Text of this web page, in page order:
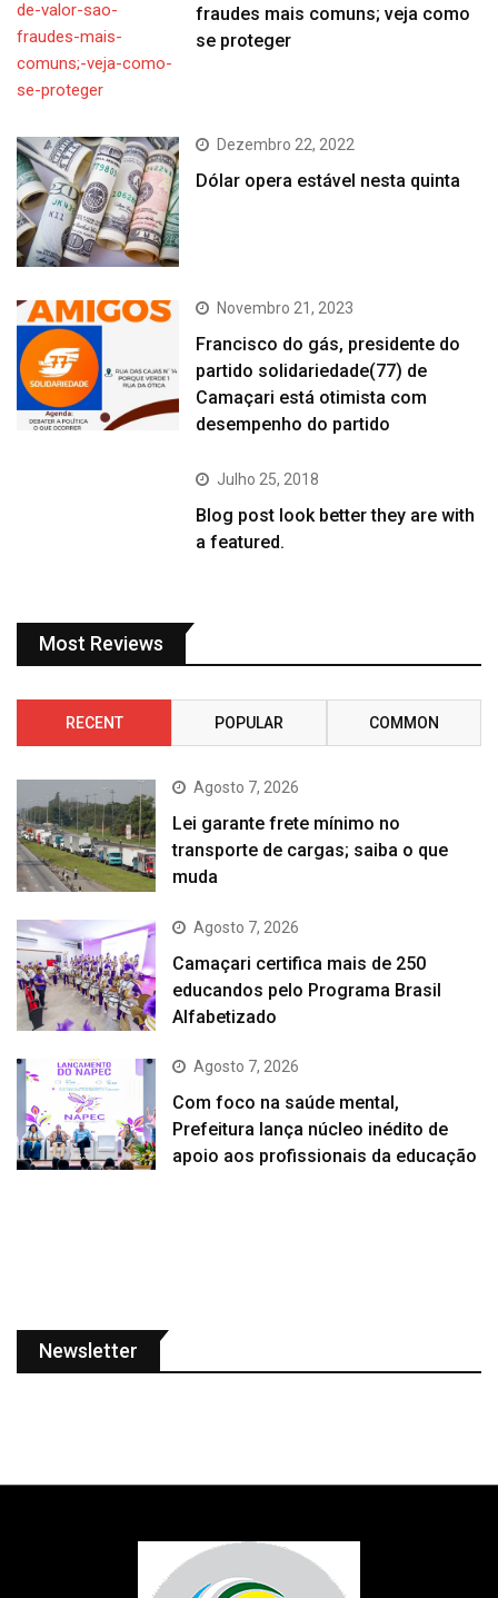
fraudes mais comuns; veja como
se proteger
Dezembro 22, 2022
Dólar opera estável nesta quinta
Novembro 21, 2023
Francisco do gás, presidente do
partido solidariedade(77) de
Camaçari está otimista com
desempenho do partido
Julho 25, 2018
Blog post look better they are with
a featured.
Most Reviews
RECENT POPULAR COMMON
Agosto 7, 2026
Lei garante frete mínimo no
transporte de cargas; saiba o que
muda
Agosto 7, 2026
Camaçari certifica mais de 250
educandos pelo Programa Brasil
Alfabetizado
Agosto 7, 2026
Com foco na saúde mental,
Prefeitura lança núcleo inédito de
apoio aos profissionais da educação
Newsletter